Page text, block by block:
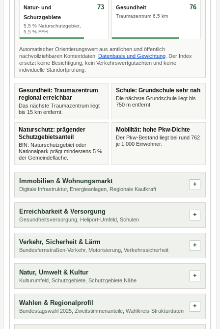
Natur- und
Schutzgebiete
5,5 % Naturschutzgebiet,
5,5 % FFH
73 Gesundheit
Traumazentrum 6,5 km
76
Automatischer Orientierungswert aus amtlichen und öffentlich
nachvollziehbaren Kontextdaten. Datenbasis und Gewichtung . Der Index
ersetzt keine Besichtigung, kein Verkehrswertgutachten und keine
individuelle Standortprüfung.
Gesundheit: Traumazentrum
regional erreichbar
Das nächste Traumazentrum liegt
bis 15 km entfernt.
Schule: Grundschule sehr nah
Die nächste Grundschule liegt bis
750 m entfernt.
Naturschutz: prägender
Schutzgebietsanteil
BfN: Naturschutzgebiet oder
Nationalpark prägt mindestens 5 %
der Gemeindefläche.
Mobilität: hohe Pkw-Dichte
Der Pkw-Bestand liegt bei rund 762
je 1.000 Einwohner.
Immobilien & Wohnungsmarkt
Digitale Infrastruktur, Energieanlagen, Regionale Kaufkraft
Erreichbarkeit & Versorgung
Gesundheitsversorgung, Heliport-Umfeld, Schulen
Verkehr, Sicherheit & Lärm
Bundesfernstraßen-Verkehr, Motorisierung, Verkehrssicherheit
Natur, Umwelt & Kultur
Kulturumfeld, Schutzgebiete, Schutzgebiete Nähe
Wahlen & Regionalprofil
Bundestagswahl 2025, Zweitstimmenanteile, Wahlkreis-Strukturdaten